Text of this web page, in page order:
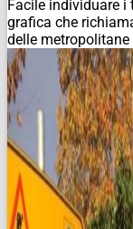
Facile individuare i
grafica che
delle